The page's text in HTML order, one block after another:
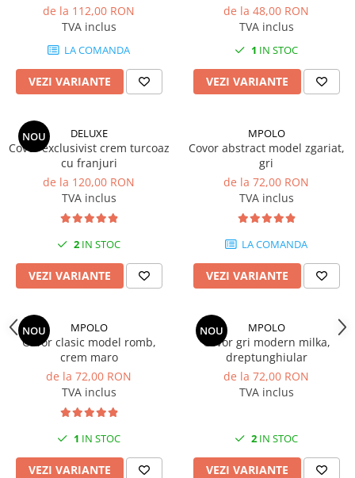
de la 112,00 RON
TVA inclus
LA COMANDA
VEZI VARIANTE
de la 48,00 RON
TVA inclus
1 IN STOC
VEZI VARIANTE
NOU DELUXE
Covor exclusivist crem turcoaz
cu franjuri
de la 120,00 RON
TVA inclus
2 IN STOC
VEZI VARIANTE
MPOLO
Covor abstract model zgariat,
gri
de la 72,00 RON
TVA inclus
LA COMANDA
VEZI VARIANTE
NOU MPOLO
Covor clasic model romb,
crem maro
de la 72,00 RON
TVA inclus
1 IN STOC
VEZI VARIANTE
NOU MPOLO
Covor gri modern milka,
dreptunghiular
de la 72,00 RON
TVA inclus
2 IN STOC
VEZI VARIANTE